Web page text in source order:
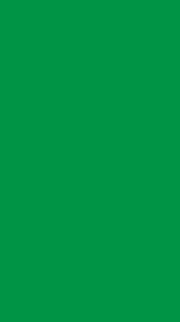
भारतीय
रणधीर
भ्रमणलाई
दलहरूबीच
निरन्तरताका
उनले भारत र
सरकार,
तहमा
उल्लेख गर्दै
मैत्रीपूर्ण
मद्दत गर्ने